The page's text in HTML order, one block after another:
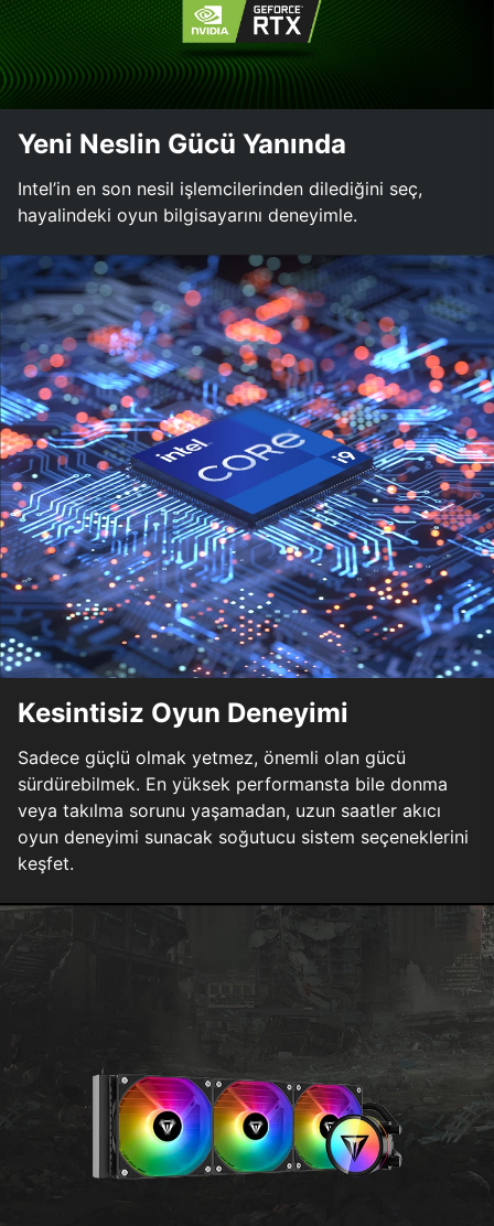
Yeni Neslin Gücü Yanında
Intel’in en son nesil işlemcilerinden dilediğini seç,
hayalindeki oyun bilgisayarını deneyimle.
Kesintisiz Oyun Deneyimi
Sadece güçlü olmak yetmez, önemli olan gücü
sürdürebilmek. En yüksek performansta bile donma
veya takılma sorunu yaşamadan, uzun saatler akıcı
oyun deneyimi sunacak soğutucu sistem seçeneklerini
keşfet.